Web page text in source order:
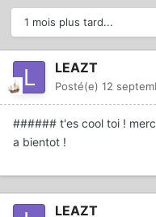
1 mois plus tard...
LEAZT
Posté(e) 12
###### t'es cool toi !
a bientot !
LEAZT